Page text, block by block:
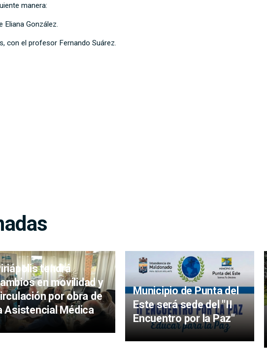
manera:
González.
con el profesor Fernando Suárez.
tendrá
en movilidad y
por obra de
Asistencial Médica
Municipio de Punta del
Este será sede del "II
Encuentro por la Paz"